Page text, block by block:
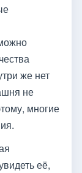
же нет
не
многие
её,